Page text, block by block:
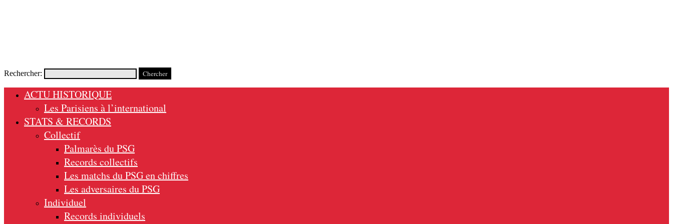
Rechercher:
ACTU HISTORIQUE
Les Parisiens à l’international
STATS & RECORDS
Collectif
Palmarès du PSG
Records collectifs
Les matchs du PSG en chiffres
Les adversaires du PSG
Individuel
Records individuels